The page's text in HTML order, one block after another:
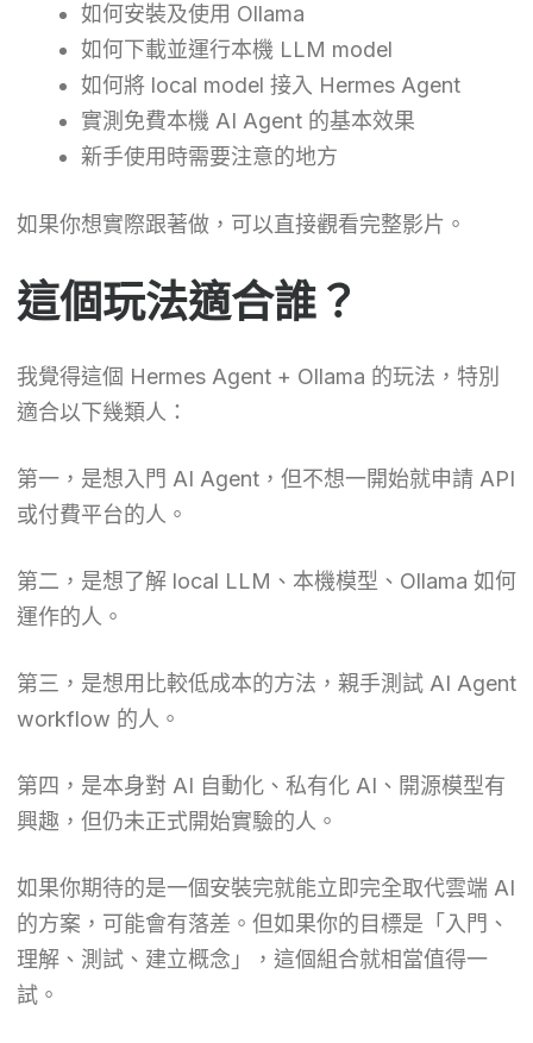
如何安裝及使用 Ollama
如何下載並運行本機 LLM model
如何將 local model 接入 Hermes Agent
實測免費本機 AI Agent 的基本效果
新手使用時需要注意的地方
如果你想實際跟著做，可以直接觀看完整影片。
這個玩法適合誰？
我覺得這個 Hermes Agent + Ollama 的玩法，特別
適合以下幾類人：
第一，是想入門 AI Agent，但不想一開始就申請 API
或付費平台的人。
第二，是想了解 local LLM、本機模型、Ollama 如何
運作的人。
第三，是想用比較低成本的方法，親手測試 AI Agent
workflow 的人。
第四，是本身對 AI 自動化、私有化 AI、開源模型有
興趣，但仍未正式開始實驗的人。
如果你期待的是一個安裝完就能立即完全取代雲端 AI
的方案，可能會有落差。但如果你的目標是「入門、
理解、測試、建立概念」，這個組合就相當值得一
試。